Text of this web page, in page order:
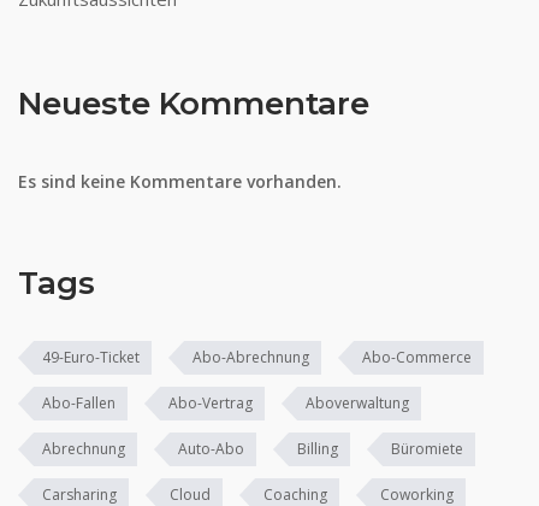
Neueste Kommentare
Es sind keine Kommentare vorhanden.
Tags
49-Euro-Ticket Abo-Abrechnung Abo-Commerce
Abo-Fallen Abo-Vertrag Aboverwaltung
Abrechnung Auto-Abo Billing Büromiete
Carsharing Cloud Coaching Coworking